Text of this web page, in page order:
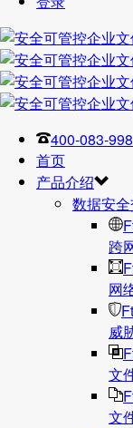
400-083-
首页
产品介绍
数据安
跨
网
威
文
文